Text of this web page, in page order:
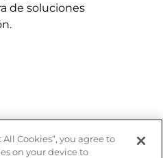
de soluciones
Cookies”, you agree to
on your device to